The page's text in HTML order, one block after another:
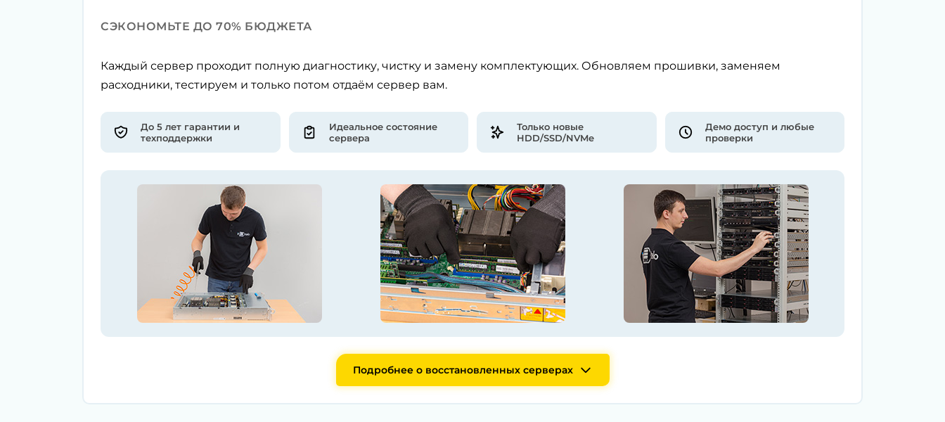
СЭКОНОМЬТЕ ДО 70% БЮДЖЕТА
Каждый сервер проходит полную диагностику, чистку и замену комплектующих. Обновляем прошивки, заменяем
расходники, тестируем и только потом отдаём сервер вам.
До 5 лет гарантии и
техподдержки
Идеальное состояние
сервера
Только новые
HDD/SSD/NVMe
Демо доступ и любые
проверки
Подробнее о восстановленных серверах